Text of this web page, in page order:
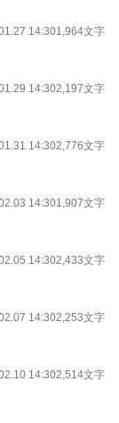
14:301,964文字
14:302,197文字
14:302,776文字
14:301,907文字
14:302,433文字
14:302,253文字
14:302,514文字